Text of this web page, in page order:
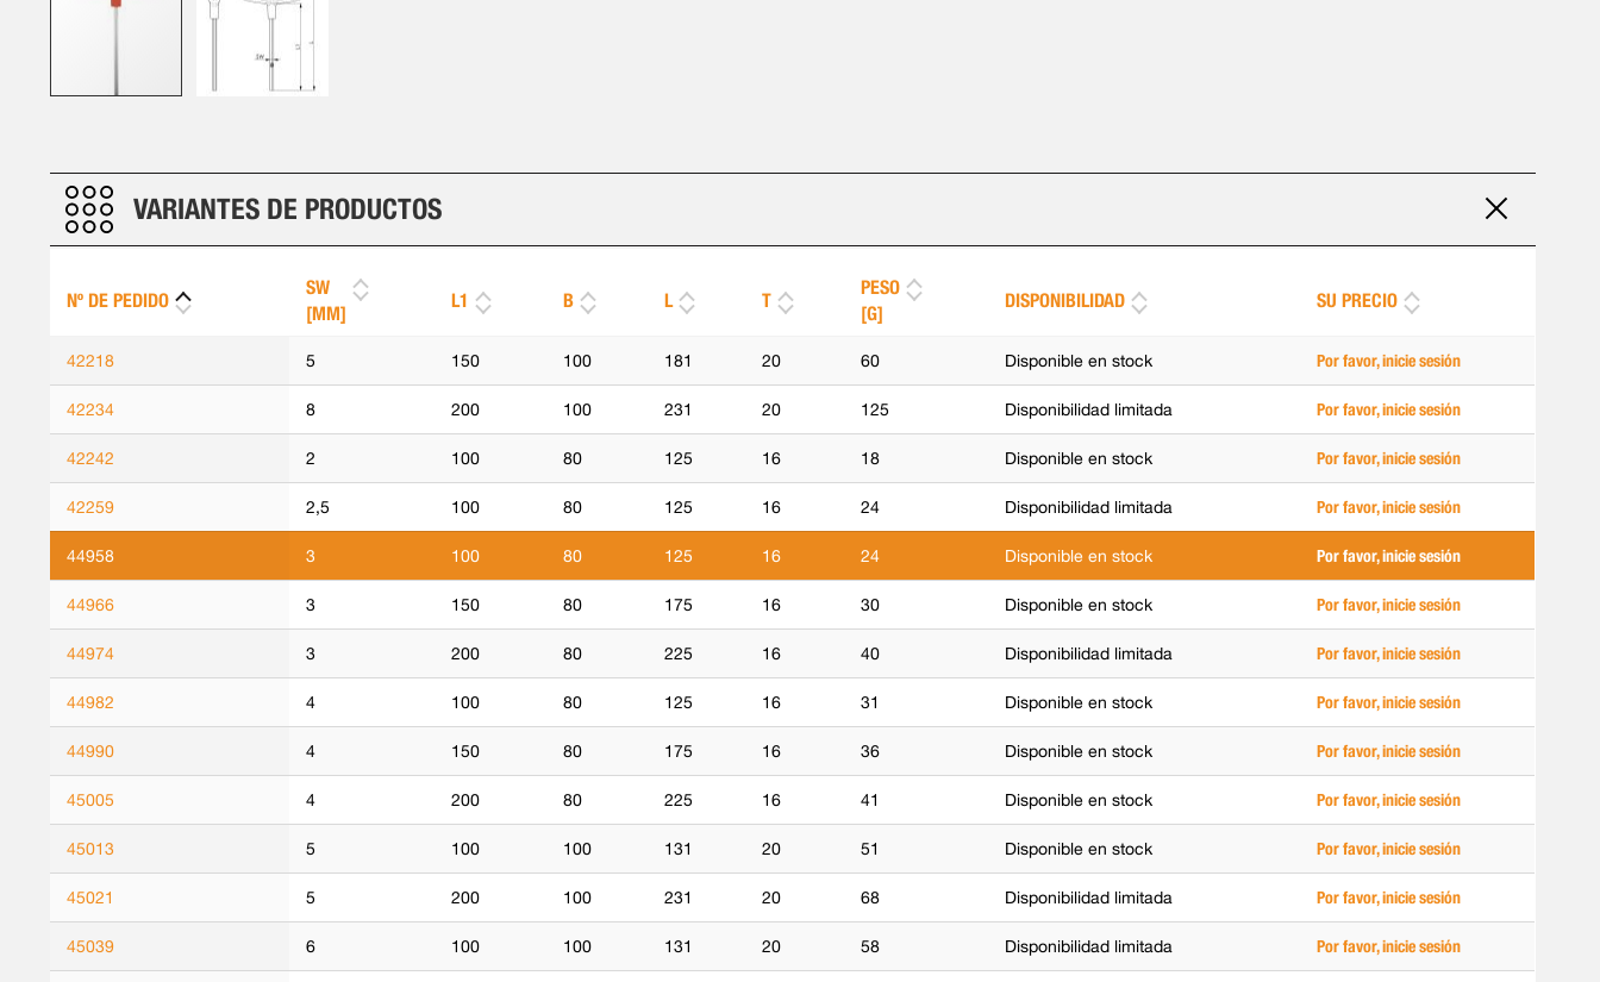
comienzo
de
galería
imágenes
VARIANTES DE PRODUCTOS
Nº DE PEDIDO
SW
[MM]
L1 B L T
PESO
[G]
DISPONIBILIDAD SU PRECIO
42218 5 150 100 181 20 60 Disponible en stock Por favor, inicie sesión
42234 8 200 100 231 20 125 Disponibilidad limitada Por favor, inicie sesión
42242 2 100 80 125 16 18 Disponible en stock Por favor, inicie sesión
42259 2,5 100 80 125 16 24 Disponibilidad limitada Por favor, inicie sesión
44958 3 100 80 125 16 24 Disponible en stock Por favor, inicie sesión
44966 3 150 80 175 16 30 Disponible en stock Por favor, inicie sesión
44974 3 200 80 225 16 40 Disponibilidad limitada Por favor, inicie sesión
44982 4 100 80 125 16 31 Disponible en stock Por favor, inicie sesión
44990 4 150 80 175 16 36 Disponible en stock Por favor, inicie sesión
45005 4 200 80 225 16 41 Disponible en stock Por favor, inicie sesión
45013 5 100 100 131 20 51 Disponible en stock Por favor, inicie sesión
45021 5 200 100 231 20 68 Disponibilidad limitada Por favor, inicie sesión
45039 6 100 100 131 20 58 Disponibilidad limitada Por favor, inicie sesión